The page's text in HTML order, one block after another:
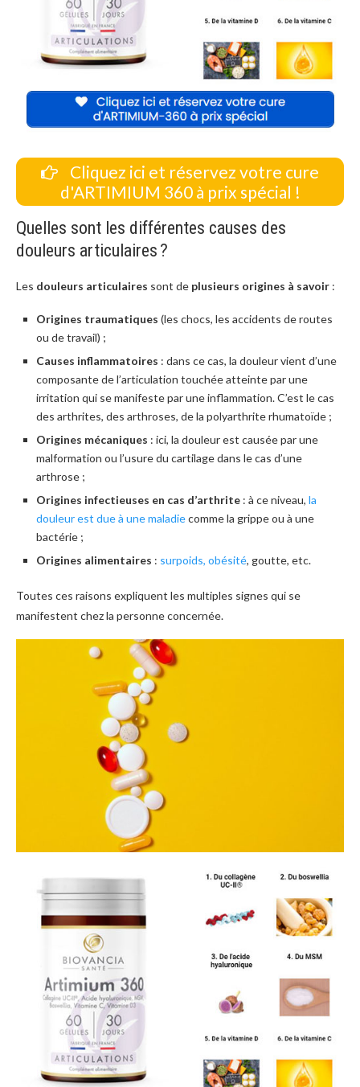
Cliquez ici et réservez votre cure
d'ARTIMIUM 360 à prix spécial !
Quelles sont les différentes causes des
douleurs articulaires ?
Les douleurs articulaires sont de plusieurs origines à savoir :
Origines traumatiques (les chocs, les accidents de routes
ou de travail) ;
Causes inflammatoires : dans ce cas, la douleur vient d’une
composante de l’articulation touchée atteinte par une
irritation qui se manifeste par une inflammation. C’est le cas
des arthrites, des arthroses, de la polyarthrite rhumatoïde ;
Origines mécaniques : ici, la douleur est causée par une
malformation ou l’usure du cartilage dans le cas d’une
arthrose ;
Origines infectieuses en cas d’arthrite : à ce niveau, la
douleur est due à une maladiecomme la grippe ou à une
bactérie ;
Origines alimentaires : surpoids, obésité, goutte, etc.
Toutes ces raisons expliquent les multiples signes qui se
manifestent chez la personne concernée.